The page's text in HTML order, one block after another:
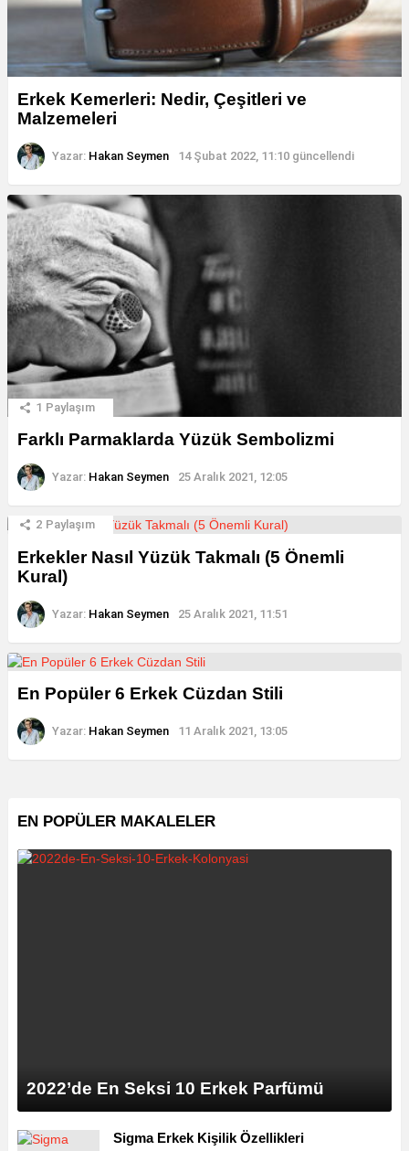
Erkek Kemerleri: Nedir, Çeşitleri ve
Malzemeleri
Yazar: Hakan Seymen 14 Şubat 2022, 11:10 güncellendi
1 Paylaşım
Farklı Parmaklarda Yüzük Sembolizmi
Yazar: Hakan Seymen 25 Aralık 2021, 12:05
2 Paylaşım
Erkekler Nasıl Yüzük Takmalı (5 Önemli
Kural)
Yazar: Hakan Seymen 25 Aralık 2021, 11:51
En Popüler 6 Erkek Cüzdan Stili
Yazar: Hakan Seymen 11 Aralık 2021, 13:05
EN POPÜLER MAKALELER
2022’de En Seksi 10 Erkek Parfümü
Sigma Erkek Kişilik Özellikleri